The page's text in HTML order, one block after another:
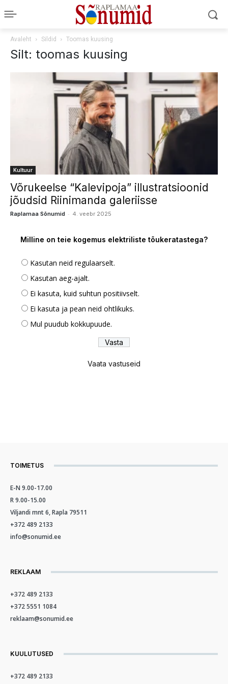
Avaleht Sildid Toomas kuusing
Silt: toomas kuusing
Kultuur
Võrukeelse “Kalevipoja” illustratsioonid
jõudsid Riinimanda galeriisse
Raplamaa Sõnumid - 4. veebr 2025
Milline on teie kogemus elektriliste tõukeratastega?
Kasutan neid regulaarselt.
Kasutan aeg-ajalt.
Ei kasuta, kuid suhtun positiivselt.
Ei kasuta ja pean neid ohtlikuks.
Mul puudub kokkupuude.
Vaata vastuseid
TOIMETUS
E-N 9.00-17.00
R 9.00-15.00
Viljandi mnt 6, Rapla 79511
+372 489 2133
info@sonumid.ee
REKLAAM
+372 489 2133
+372 5551 1084
reklaam@sonumid.ee
KUULUTUSED
+372 489 2133